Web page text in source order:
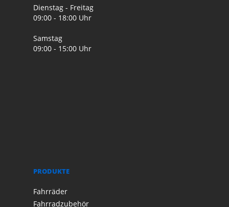
Dienstag - Freitag
09:00 - 18:00 Uhr
Samstag
09:00 - 15:00 Uhr
PRODUKTE
Fahrräder
Fahrradzubehör